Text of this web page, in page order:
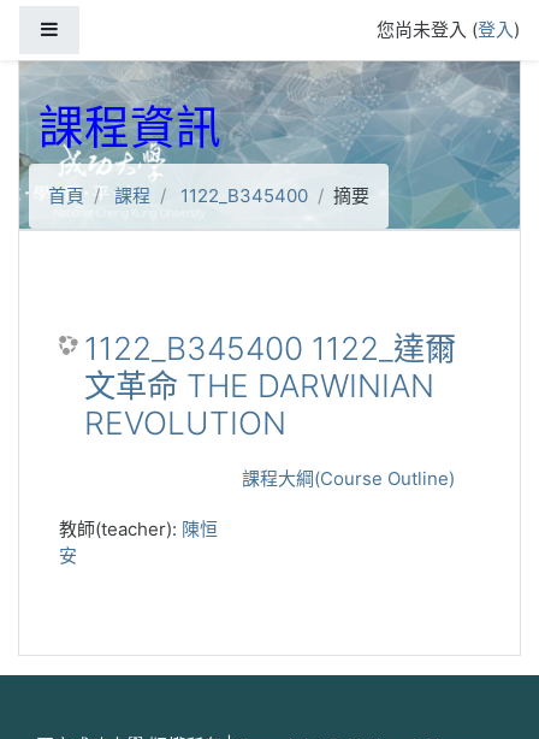
您尚未登入 (登入)
課程資訊
首頁 課程 1122_B345400 摘要
1122_B345400 1122_達爾
文革命 THE DARWINIAN
REVOLUTION
課程大綱(Course Outline)
教師(teacher): 陳恒
安